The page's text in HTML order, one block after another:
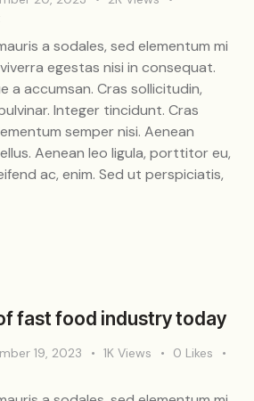
a sodales, sed elementum mi
egestas nisi in consequat.
a accumsan. Cras sollicitudin,
Integer tincidunt. Cras
semper nisi. Aenean
Aenean leo ligula, porttitor eu,
ac, enim. Sed ut perspiciatis,
fast food industry today
19, 2023 1K Views 0 Likes